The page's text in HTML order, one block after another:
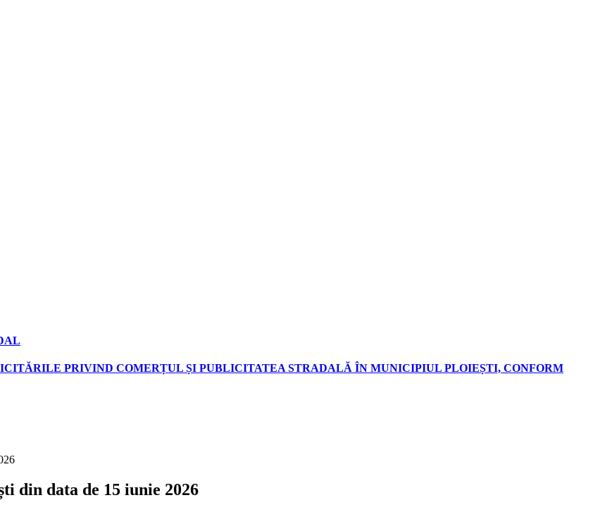
PRIVIND COMERȚUL ȘI PUBLICITATEA STRADALĂ ÎN MUNICIPIUL PLOIEȘTI, CONFORM
din data de 15 iunie 2026